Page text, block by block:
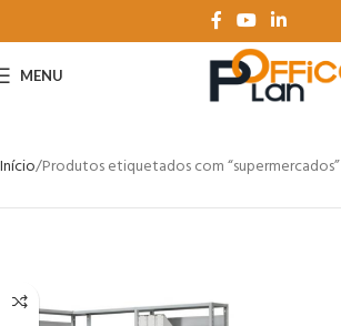
MENU
Início Produtos etiquetados com “supermercados”